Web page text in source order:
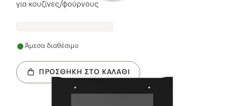
για κουζίνες/φούρνους
Άμεσα διαθέσιμο
ΠΡΟΣΘΉΚΗ ΣΤΟ ΚΑΛΆΘΙ